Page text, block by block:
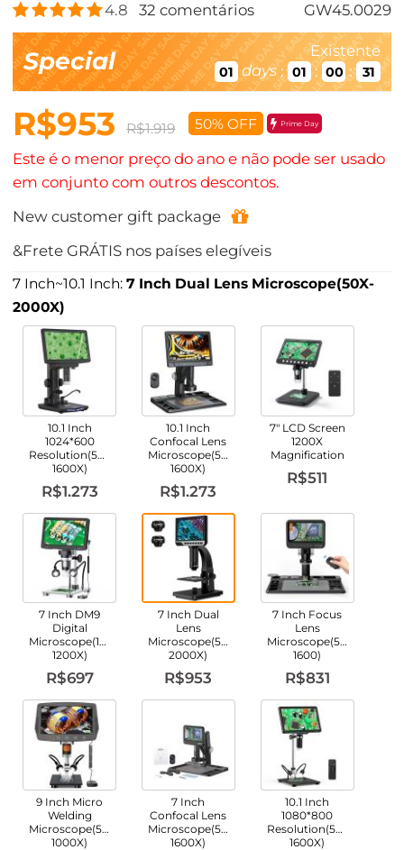
4.8 32 comentários GW45.0029
Special Existente
01 days : 01 : 00 : 29
R$953 R$1.919 50% OFF Prime Day
Este é o menor preço do ano e não pode ser usado
em conjunto com outros descontos.
New customer gift package
&Frete GRÁTIS nos países elegíveis
7 Inch~10.1 Inch:7 Inch Dual Lens Microscope(50X-
2000X)
10.1 Inch
1024*600
Resolution(50X-
1600X)
R$1.273
10.1 Inch
Confocal Lens
Microscope(50X-
1600X)
R$1.273
7" LCD Screen
1200X
Magnification
R$511
7 Inch DM9
Digital
Microscope(10X-
1200X)
R$697
7 Inch Dual
Lens
Microscope(50X-
2000X)
R$953
7 Inch Focus
Lens
Microscope(50X-
1600)
R$831
9 Inch Micro
Welding
Microscope(50X-
1000X)
7 Inch
Confocal Lens
Microscope(50X-
1600X)
10.1 Inch
1080*800
Resolution(50X-
1600X)